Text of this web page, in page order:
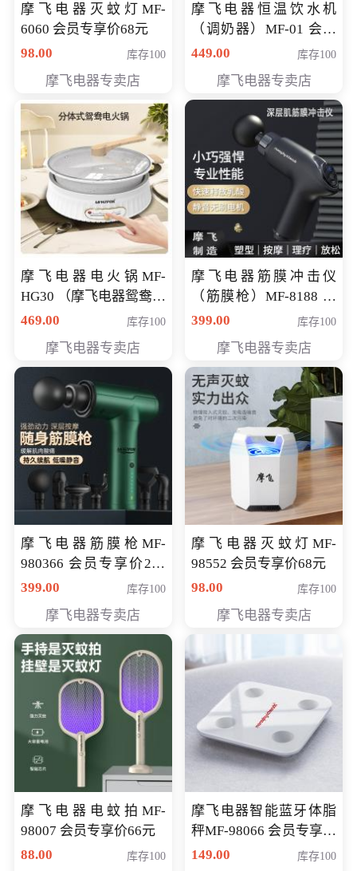
摩飞电器灭蚊灯MF-
6060 会员专享价68元
98.00
库存100
摩飞电器专卖店
摩飞电器恒温饮水机
（调奶器）MF-01 会员
专享价366元
449.00 库存100
摩飞电器专卖店
摩飞电器电火锅MF-
HG30 （摩飞电器鸳鸯锅
MF-HG30 ） 会员专享价
469.00 库存100
摩飞电器专卖店
摩飞电器筋膜冲击仪
（筋膜枪）MF-8188 会
员专享价268元
399.00 库存100
摩飞电器专卖店
摩飞电器筋膜枪MF-
980366 会员专享价299
元
399.00 库存100
摩飞电器专卖店
摩飞电器灭蚊灯MF-
98552 会员专享价68元
98.00
库存100
摩飞电器专卖店
摩飞电器电蚊拍MF-
98007 会员专享价66元
88.00
库存100
摩飞电器智能蓝牙体脂
秤MF-98066 会员专享价
98元
149.00 库存100